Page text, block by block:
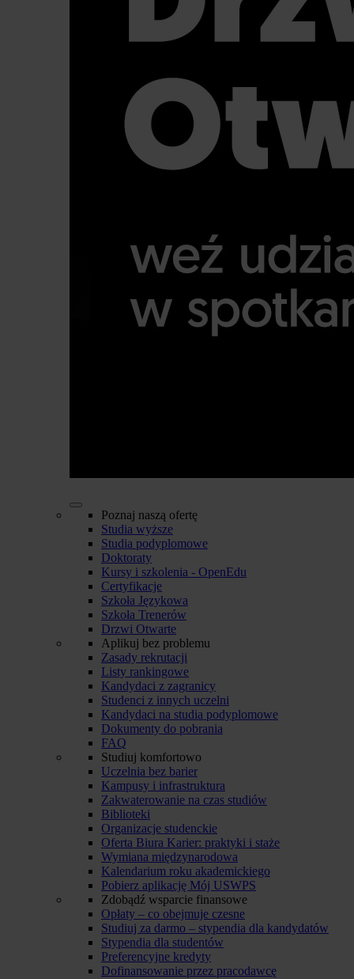
Poznaj naszą ofertę
Studia wyższe
Studia podyplomowe
Doktoraty
Kursy i szkolenia - OpenEdu
Certyfikacje
Szkoła Językowa
Szkoła Trenerów
Drzwi Otwarte
Aplikuj bez problemu
Zasady rekrutacji
Listy rankingowe
Kandydaci z zagranicy
Studenci z innych uczelni
Kandydaci na studia podyplomowe
Dokumenty do pobrania
FAQ
Studiuj komfortowo
Uczelnia bez barier
Kampusy i infrastruktura
Zakwaterowanie na czas studiów
Biblioteki
Organizacje studenckie
Oferta Biura Karier: praktyki i staże
Wymiana międzynarodowa
Kalendarium roku akademickiego
Pobierz aplikację Mój USWPS
Zdobądź wsparcie finansowe
Opłaty – co obejmuje czesne
Studiuj za darmo – stypendia dla kandydatów
Stypendia dla studentów
Preferencyjne kredyty
Dofinansowanie przez pracodawcę